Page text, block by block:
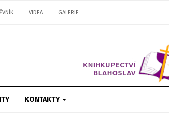
VIDEA GALERIE
KONTAKTY